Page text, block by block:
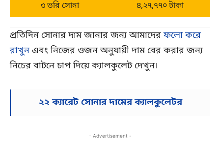
৩ ভরি সোনা
৪,২৭,৭৭০ টাকা
প্রতিদিন সোনার দাম জানার জন্য আমাদেরফলো করে
রাখুন এবং নিজের ওজন অনুযায়ী দাম বের করার জন্য
নিচের বাটনে চাপ দিয়ে ক্যালকুলেট দেখুন।
২২ ক্যারেট সোনার দামের ক্যালকুলেটর
- Advertisement -